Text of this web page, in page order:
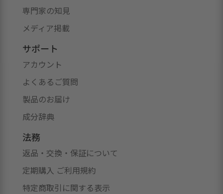
専門家の知見
メディア掲載
サポート
アカウント
よくあるご質問
製品のお届け
成分辞典
法務
返品・交換・保証について
定期購入 ご利用規約
特定商取引に関する表示